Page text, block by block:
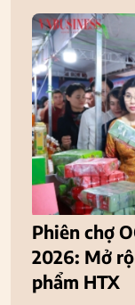
Phiên chợ
2026: Mở
phẩm HTX